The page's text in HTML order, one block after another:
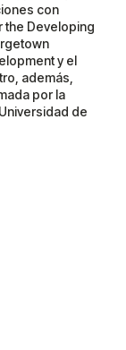
con
the Developing
y el
además,
por la
de